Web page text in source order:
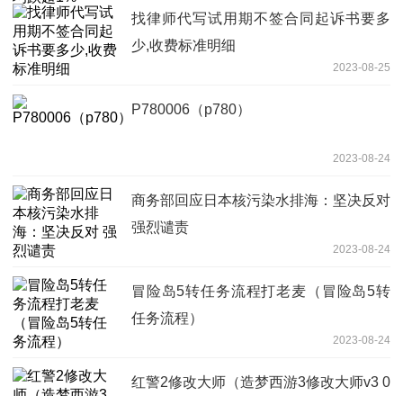
找律师代写试用期不签合同起诉书要多
少,收费标准明细
2023-08-25
P780006（p780）
2023-08-24
商务部回应日本核污染水排海：坚决反对
强烈谴责
2023-08-24
冒险岛5转任务流程打老麦（冒险岛5转
任务流程）
2023-08-24
红警2修改大师（造梦西游3修改大师v3 0